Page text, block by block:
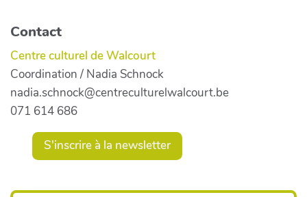
Contact
Centre culturel de Walcourt
Coordination / Nadia Schnock
nadia.schnock@centreculturelwalcourt.be
071 614 686
S'inscrire à la newsletter